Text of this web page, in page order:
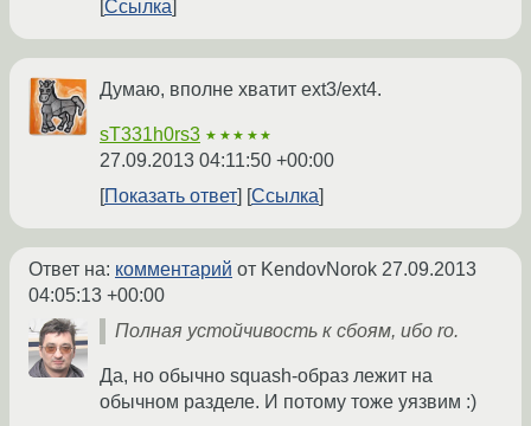
Ссылка
Думаю, вполне хватит ext3/ext4.
sT331h0rs3 ★★★★★
27.09.2013 04:11:50 +00:00
Показать ответ
Ссылка
Ответ на: комментарий от KendovNorok 27.09.2013
04:05:13 +00:00
Полная устойчивость к сбоям, ибо ro.
Да, но обычно squash-образ лежит на
обычном разделе. И потому тоже уязвим :)